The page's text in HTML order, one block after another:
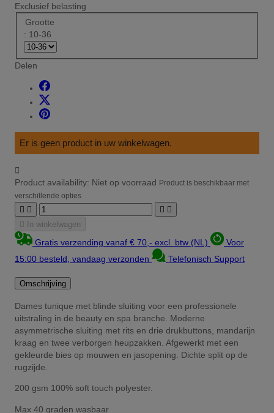
Exclusief belasting
Grootte
: 10-36
Delen
Er is geen product in uw winkelwagen.

Product availability: Niet op voorraad Product is beschikbaar met
verschillende opties
   
In winkelwagen
Gratis verzending vanaf € 70,- excl. btw (NL)
Voor
15:00 besteld, vandaag verzonden
Telefonisch Support
Omschrijving
Dames tunique met blinde sluiting voor een professionele
uitstraling in de beauty en spa branche. Moderne
asymmetrische sluiting met rits en drie drukbuttons, mandarijn
kraag en twee verborgen heupzakken. Afgewerkt met een
gekleurde bies op mouwen en jasopening. Dichte split op de
rugzijde.
200 gsm 100% soft touch polyester.
Max 40 graden wasbaar